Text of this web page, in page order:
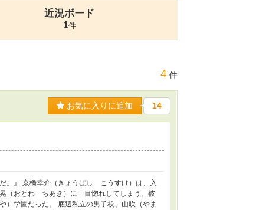
近況ボード
1件
4 件
お気に入りに追加 14
。』 京橋幸介（きょうばし こうすけ）は、入
（おとわ ちあき）に一目惚れしてしまう。彼
）学園だった。 底辺私立の男子校、山吹（やま